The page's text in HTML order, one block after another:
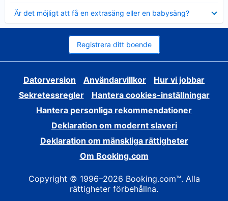
Är det möjligt att få en extrasäng eller en babysäng?
mindre
Registrera ditt boende
Datorversion Användarvillkor
Hur vi jobbar
Sekretessregler
Hantera cookies-inställningar
Hantera personliga rekommendationer
Deklaration om modernt slaveri
Deklaration om mänskliga rättigheter
Om Booking.com
Copyright © 1996–2026 Booking.com™. Alla
rättigheter förbehållna.